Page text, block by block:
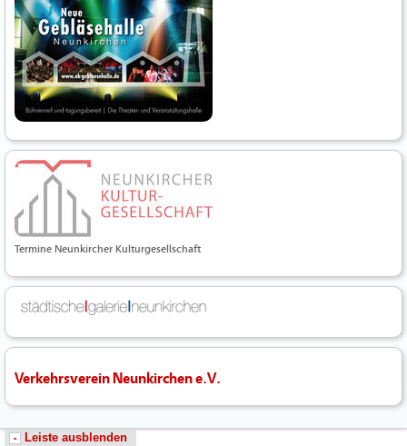
Termine Neunkircher Kulturgesellschaft
Verkehrsverein Neunkirchen e.V.
Leiste ausblenden